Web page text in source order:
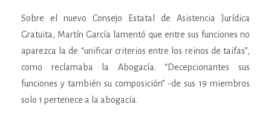
Sobre el nuevo Consejo Estatal de Asistencia Jurídica
Gratuita, Martín García lamentó que entre sus funciones no
aparezca la de “unificar criterios entre los reinos de taifas”,
como reclamaba la Abogacía. “Decepcionantes sus
funciones y también su composición” -de sus 19 miembros
solo 1 pertenece a la abogacía.